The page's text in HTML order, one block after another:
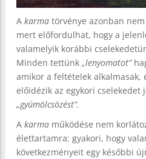
A karma törvénye azonban
mert előfordulhat, hogy a
valamelyik korábbi
Minden tettünk „lenyomatot”
amikor a feltételek alkalmasak,
előidézik az egykori cselekedet
„gyümölcsözést”.
A karma működése nem
élettartamra: gyakori, hogy
következményeit egy későbbi